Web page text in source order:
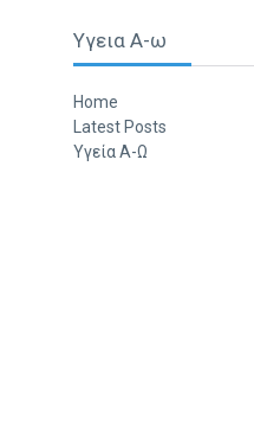
Υγεια Α-ω
Home
Latest Posts
Υγεία Α-Ω